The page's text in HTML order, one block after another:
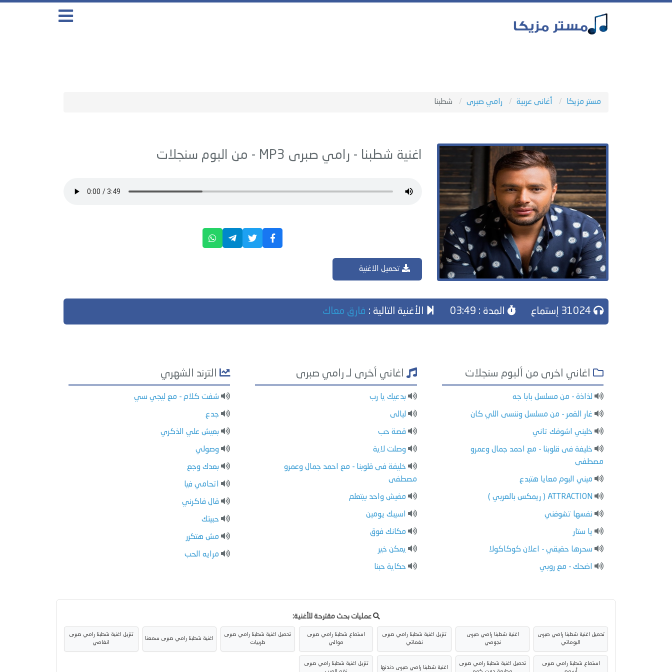
مستر مزيكا أغانى عربية رامي صبرى شطبنا
اغنية شطبنا - رامي صبرى سنجلات
تحميل الاغنية
المدة : 03:49 الأغنية التالية : فارق معاك
اغاني اخرى من ألبوم سنجلات
لذاذة - من مسلسل بابا جه
غار القمر - من مسلسل وننسى اللي كان
خليني اشوفك تاني
خليفة فى قلوبنا - مع احمد جمال وعمرو
مصطفى
ميني البوم معايا هتبدع
ATTRACTION ( ريمكس بالعربي )
نفسها تشوفني
يا ستار
سحرها حقيقي - اعلان كوكاكولا
اضحك - مع روبي
اغاني أخرى لـ رامي صبرى
بدعيك يا رب
ليالى
قصة حب
وصلت لاية
خليفة فى قلوبنا - مع احمد جمال وعمرو
مصطفى
مفيش واحد بيتعلم
اسيبك يومين
مكانك فوق
يمكن خير
حكاية حبنا
الترند الشهري
شفت كلام - مع ليجي سي
جدع
بعيش علي الذكري
وصولي
بعدك وجع
اتحامي فيا
قال فاكرني
حبيتك
مش هتكرر
مرايه الحب
عمليات بحث مقترحة للأغنية:
تحميل اغنية شطبنا رامي صبرى
البوماتي
اغنية شطبنا رامي صبرى
نجومي
تنزيل اغنية شطبنا رامي صبرى
نغماتي
استماع شطبنا رامي صبرى
موالي
تحميل اغنية شطبنا رامي صبرى
طربيات
اغنية شطبنا رامي صبرى سمعنا
تنزيل اغنية شطبنا رامي صبرى
انغامي
استماع شطبنا رامي صبرى
تحميل اغنية شطبنا رامي صبرى
اغنية شطبنا رامي صبرى دندنها
تنزيل اغنية شطبنا رامي صبرى